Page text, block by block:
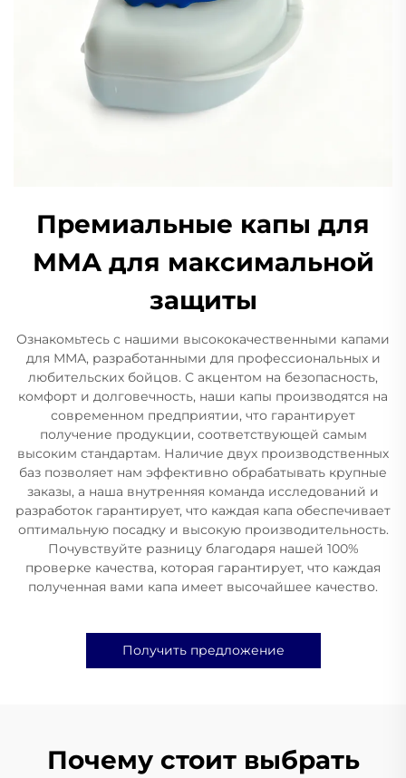
Премиальные капы для
ММА для максимальной
защиты
Ознакомьтесь с нашими высококачественными капами
для ММА, разработанными для профессиональных и
любительских бойцов. С акцентом на безопасность,
комфорт и долговечность, наши капы производятся на
современном предприятии, что гарантирует
получение продукции, соответствующей самым
высоким стандартам. Наличие двух производственных
баз позволяет нам эффективно обрабатывать крупные
заказы, а наша внутренняя команда исследований и
разработок гарантирует, что каждая капа обеспечивает
оптимальную посадку и высокую производительность.
Почувствуйте разницу благодаря нашей 100%
проверке качества, которая гарантирует, что каждая
полученная вами капа имеет высочайшее качество.
Получить предложение
Почему стоит выбрать